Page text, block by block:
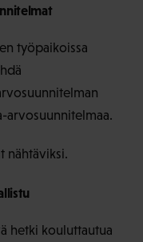
työpaikoissa
arvosuunnitelmaa.
nähtäviksi.
hetki kouluttautua